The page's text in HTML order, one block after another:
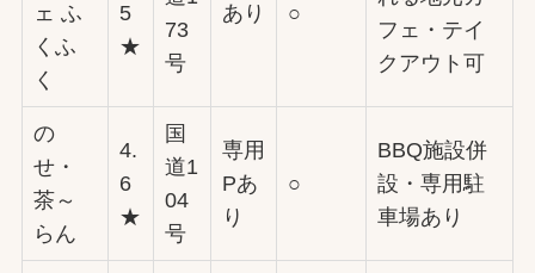
ェ ふ
くふ
く
5
★
73
号
あり ○
フェ・テイ
クアウト可
の
せ・
茶～
らん
4.
6
★
国
道1
04
号
専用
Pあ
り
○
BBQ施設併
設・専用駐
車場あり